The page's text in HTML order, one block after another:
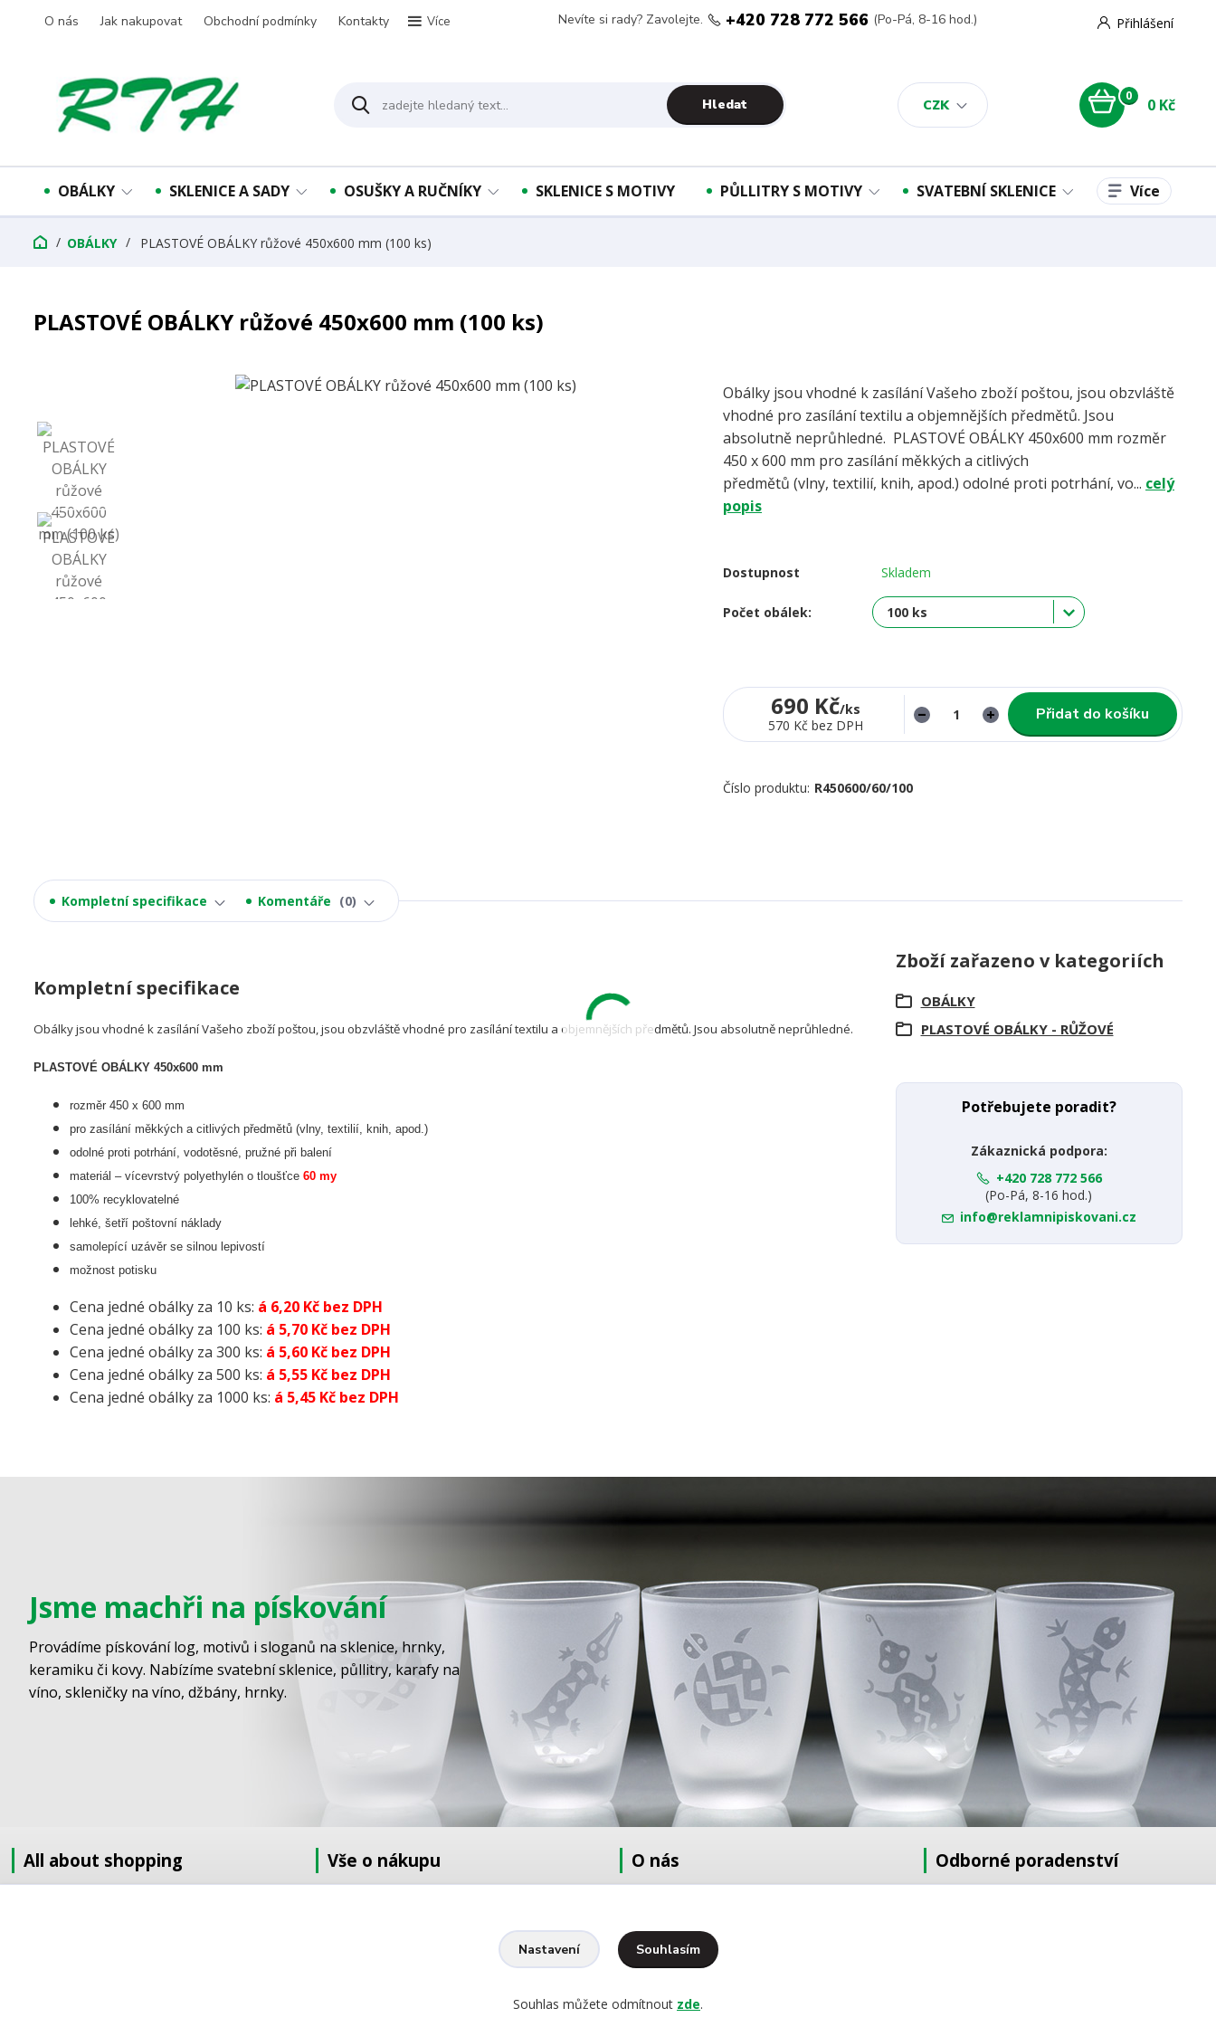
O nás Jak nakupovat Obchodní podmínky Kontakty Více
CZK
Přihlášení
Hledat
Nevíte si rady? Zavolejte. +420 728 772 566 (Po-Pá, 8-16 hod.)
0 0 Kč
OBÁLKY SKLENICE A SADY OSUŠKY A RUČNÍKY SKLENICE S MOTIVY PŮLLITRY S MOTIVY SVATEBNÍ SKLENICE Více
OBÁLKY PLASTOVÉ OBÁLKY růžové 450x600 mm (100 ks)
PLASTOVÉ OBÁLKY růžové 450x600 mm (100 ks)
Obálky jsou vhodné k zasílání Vašeho zboží poštou, jsou obzvláště
vhodné pro zasílání textilu a objemnějších předmětů. Jsou
absolutně neprůhledné. PLASTOVÉ OBÁLKY 450x600 mm rozměr
450 x 600 mm pro zasílání měkkých a citlivých
předmětů (vlny, textilií, knih, apod.) odolné proti potrhání, vo... celý
popis
Dostupnost Skladem
Počet obálek:
690 Kč/ks
570 Kč bez DPH
Přidat do košíku
Číslo produktu: R450600/60/100
Kompletní specifikace Komentáře 0
Kompletní specifikace
Obálky jsou vhodné k zasílání Vašeho zboží poštou, jsou obzvláště vhodné pro zasílání textilu a objemnějších předmětů. Jsou absolutně neprůhledné.
PLASTOVÉ OBÁLKY 450x600 mm
rozměr 450 x 600 mm
pro zasílání měkkých a citlivých předmětů (vlny, textilií, knih, apod.)
odolné proti potrhání, vodotěsné, pružné při balení
materiál – vícevrstvý polyethylén o tloušťce 60 my
100% recyklovatelné
lehké, šetří poštovní náklady
samolepící uzávěr se silnou lepivostí
možnost potisku
Cena jedné obálky za 10 ks: á 6,20 Kč bez DPH
Cena jedné obálky za 100 ks: á 5,70 Kč bez DPH
Cena jedné obálky za 300 ks: á 5,60 Kč bez DPH
Cena jedné obálky za 500 ks: á 5,55 Kč bez DPH
Cena jedné obálky za 1000 ks: á 5,45 Kč bez DPH
Zboží zařazeno v kategoriích
OBÁLKY
PLASTOVÉ OBÁLKY - RŮŽOVÉ
Potřebujete poradit?
Zákaznická podpora:
+420 728 772 566
(Po-Pá, 8-16 hod.)
info@reklamnipiskovani.cz
Jsme machři na pískování
Provádíme pískování log, motivů i sloganů na sklenice, hrnky,
keramiku či kovy. Nabízíme svatební sklenice, půllitry, karafy na
víno, skleničky na víno, džbány, hrnky.
All about shopping Vše o nákupu O nás
Kontakty
Ochrana osobních údajů
Odborné poradenství
Nastavení Souhlasím
Souhlas můžete odmítnout zde.